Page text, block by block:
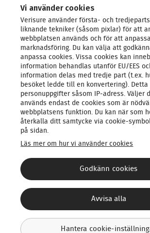
KONTAKTA OSS
LARMSYSTEM
PRODUKTER & TJÄNSTER
OM OSS
Ansvarsfull rapportering
FAQ - Tjänster och
Hantera cookie-
Vi använder cookies
Verisure använder första- och
liknande tekniker (såsom pixlar) för att
webbplatsen används och för att
marknadsföring. Du kan välja att
anpassa cookies. Vissa cookies kan
information behandlas utanför EU/EES
information delas med tredje part (t.ex.
besöket ledde till en konvertering). Detta
personuppgifter såsom IP‑adress. Väljer
används endast de cookies som är
webbplatsens funktion. Du kan när som
återkalla ditt samtycke via
på sidan.
Läs mer om hur vi använder cookies
Hantera cookie-
Avvisa alla
Godkänn cookies